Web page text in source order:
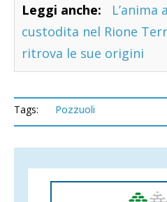
Leggi anche:
L’anima
custodita nel Rione
ritrova le sue origini
Tags: Pozzuoli